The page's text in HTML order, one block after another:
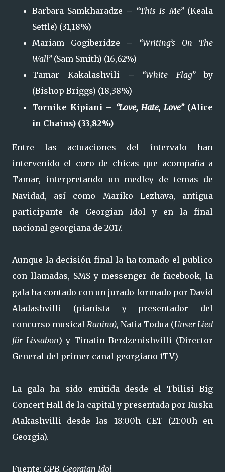
Barbara Samkharadze – “This Is Me” (Keala
Settle) (31,18%)
Mariam Gogiberidze – “Writing’s On The
Wall” (Sam Smith) (16,62%)
Tamar Kakalashvili– “White Flag”
by
(Bishop Briggs) (18,38%)
Tornike Kipiani – “Love, Hate, Love”(Alice
in Chains) (33,82%)
Entre las actuaciones del intervalo han
intervenido el coro de chicas que acompaña a
Tamar, interpretando un medley de temas de
Navidad, así como Mariko Lezhava, antigua
participante de Georgian Idol y en la final
nacional georgiana de 2017.
Aunque la decisión final la ha tomado el publico
con llamadas, SMS y messenger de facebook, la
gala ha contado con un jurado formado por David
Aladashvilli (pianista y presentador del
concurso musicalRanina), Natia Todua (Unser Lied
für Lissabon) y Tinatin Berdzenishvilli (Director
General del primer canal georgiano 1TV)
La gala ha sido emitida desde el Tbilisi Big
Concert Hall de la capital y presentada por Ruska
Makashvilli desde las 18:00h CET (21:00h en
Georgia).
Fuente: GPB, Georgian Idol